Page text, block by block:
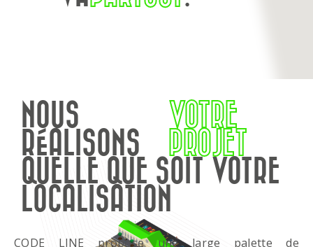
NOUS
RÉALISONS
VOTRE
PROJET
QUELLE QUE SOIT VOTRE
LOCALISATION
CODE LINE propose une large palette de